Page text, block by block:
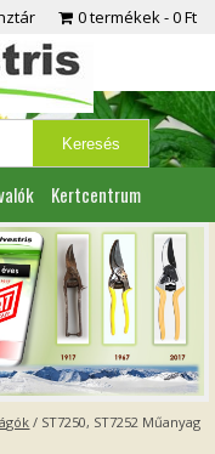
0 termékek 0 Ft
Kertcentrum
/ ST7250, ST7252 Műanyag